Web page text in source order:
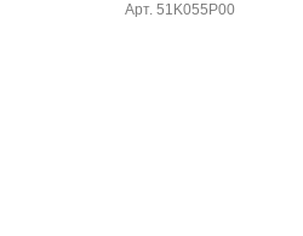
Арт. 51K055P00